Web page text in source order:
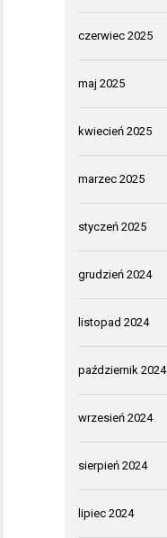
czerwiec 2025
maj 2025
kwiecień 2025
marzec 2025
styczeń 2025
grudzień 2024
listopad 2024
październik 2024
wrzesień 2024
sierpień 2024
lipiec 2024